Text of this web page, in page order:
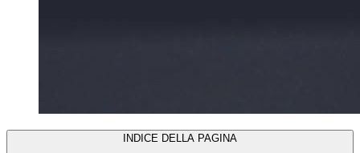
INDICE DELLA PAGINA